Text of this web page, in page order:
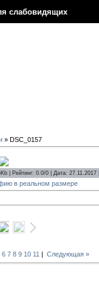
слабовидящих
» DSC_0157
| Рейтинг: 0.0/0 | Дата: 27.11.2017 |
в реальном размере
6 7 8 9 10 11 | Следующая »